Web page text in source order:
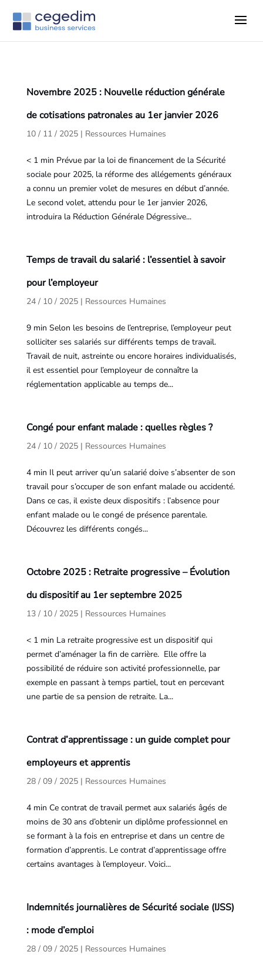
Novembre 2025 : Nouvelle réduction générale
de cotisations patronales au 1er janvier 2026
10 / 11 / 2025| Ressources Humaines
< 1 min Prévue par la loi de financement de la Sécurité
sociale pour 2025, la réforme des allégements généraux
a connu un premier volet de mesures en début d’année.
Le second volet, attendu pour le 1er janvier 2026,
introduira la Réduction Générale Dégressive...
Temps de travail du salarié : l’essentiel à savoir
pour l’employeur
24 / 10 / 2025| Ressources Humaines
9 min Selon les besoins de l’entreprise, l’employeur peut
solliciter ses salariés sur différents temps de travail.
Travail de nuit, astreinte ou encore horaires individualisés,
il est essentiel pour l’employeur de connaître la
réglementation applicable au temps de...
Congé pour enfant malade : quelles règles ?
24 / 10 / 2025| Ressources Humaines
4 min Il peut arriver qu’un salarié doive s’absenter de son
travail pour s’occuper de son enfant malade ou accidenté.
Dans ce cas, il existe deux dispositifs : l’absence pour
enfant malade ou le congé de présence parentale.
Découvrez les différents congés...
Octobre 2025 : Retraite progressive – Évolution
du dispositif au 1er septembre 2025
13 / 10 / 2025| Ressources Humaines
< 1 min La retraite progressive est un dispositif qui
permet d’aménager la fin de carrière. Elle offre la
possibilité de réduire son activité professionnelle, par
exemple en passant à temps partiel, tout en percevant
une partie de sa pension de retraite. La...
Contrat d’apprentissage : un guide complet pour
employeurs et apprentis
28 / 09 / 2025| Ressources Humaines
4 min Ce contrat de travail permet aux salariés âgés de
moins de 30 ans d’obtenir un diplôme professionnel en
se formant à la fois en entreprise et dans un centre de
formation d’apprentis. Le contrat d’apprentissage offre
certains avantages à l’employeur. Voici...
Indemnités journalières de Sécurité sociale (IJSS)
: mode d’emploi
28 / 09 / 2025| Ressources Humaines